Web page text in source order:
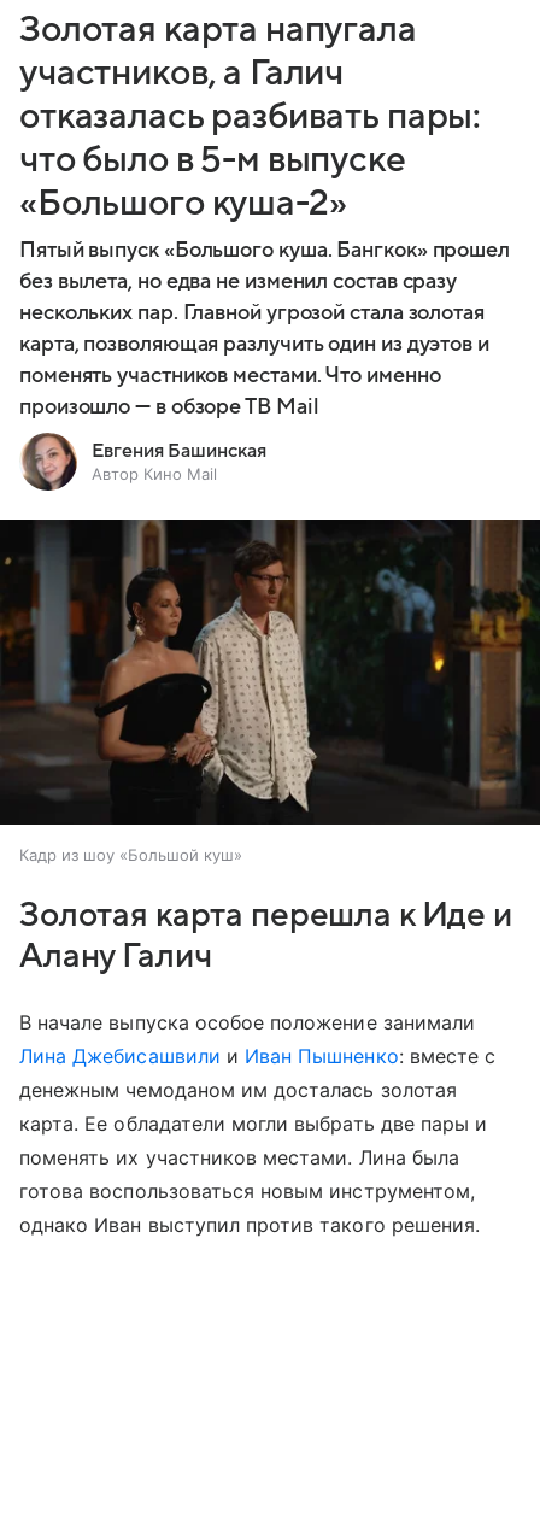
Золотая карта напугала
участников, а Галич
отказалась разбивать пары:
что было в 5-м выпуске
«Большого куша-2»
Пятый выпуск «Большого куша. Бангкок» прошел
без вылета, но едва не изменил состав сразу
нескольких пар. Главной угрозой стала золотая
карта, позволяющая разлучить один из дуэтов и
поменять участников местами. Что именно
произошло — в обзоре ТВ Mail
Евгения Башинская
Автор Кино Mail
Кадр из шоу «Большой куш»
Золотая карта перешла к Иде и
Алану Галич
В начале выпуска особое положение занимали
Лина Джебисашвили и Иван Пышненко: вместе с
денежным чемоданом им досталась золотая
карта. Ее обладатели могли выбрать две пары и
поменять их участников местами. Лина была
готова воспользоваться новым инструментом,
однако Иван выступил против такого решения.